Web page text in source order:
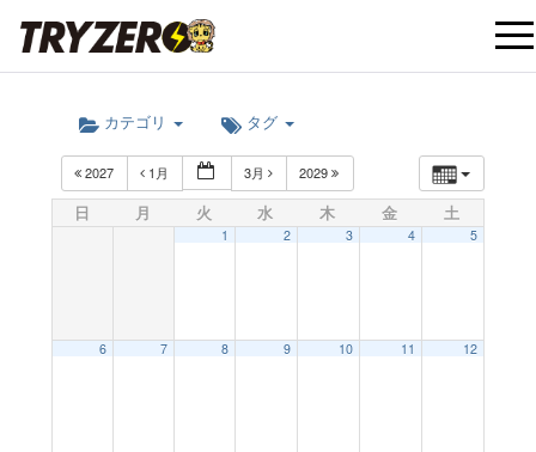
t
カテゴリ タグ
2027 1月 3月 2029
日 月 火 水 木 金 土
1 2 3 4 5
6 7 8 9 10 11 12